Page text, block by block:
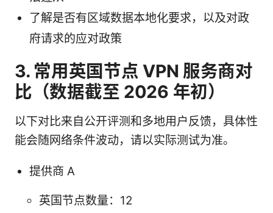
了解是否有区域数据本地化要求，以及对政
府请求的应对政策
3. 常用英国节点 VPN 服务商对
比（数据截至 2026 年初）
以下对比来自公开评测和多地用户反馈，具体性
能会随网络条件波动，请以实际测试为准。
提供商 A
英国节点数量：12